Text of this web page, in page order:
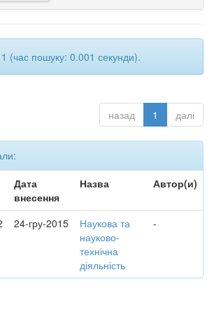
1 (час пошуку: 0.001 секунди).
назад 1 далі
Дата
внесення
Назва Автор(и)
24-гру-2015
Наукова та
науково-
технічна
діяльність
-